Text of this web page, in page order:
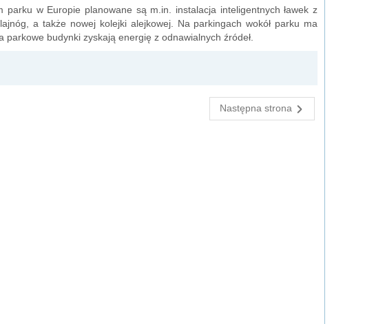
w Europie planowane są m.in. instalacja inteligentnych ławek z
a także nowej kolejki alejkowej. Na parkingach wokół parku ma
budynki zyskają energię z odnawialnych źródeł.
Następna strona